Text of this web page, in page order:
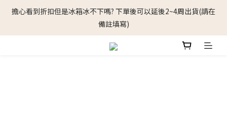
🛒加入LINE會員，贈100元購物金，滿1000元即可折抵
擔心看到折扣但是冰箱冰不下嗎? 下單後可以延後2~4周出貨(請在
備註填寫)
🛒加入LINE會員，贈100元購物金，滿1000元即可折抵